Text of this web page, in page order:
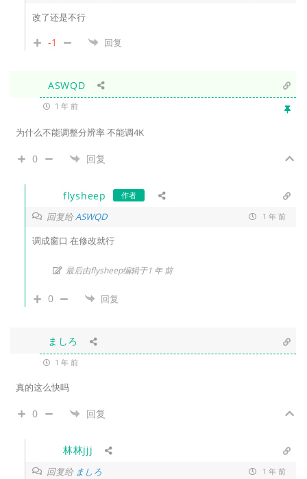
改了还是不行
-1 回复
ASWQD
1 年 前
为什么不能调整分辨率 不能调4K
0 回复
flysheep 作者
回复给ASWQD 1 年 前
调成窗口 在修改就行
最后由flysheep编辑于1 年 前
0 回复
ましろ
1 年 前
真的这么快吗
0 回复
林林jjj
回复给 ましろ 1 年 前